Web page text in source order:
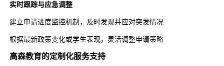
实时跟踪与应急调整
建立申请进度监控机制，及时发现并应对突发情况
根据最新政策变化或学生表现，灵活调整申请策略
高森教育的定制化服务支持